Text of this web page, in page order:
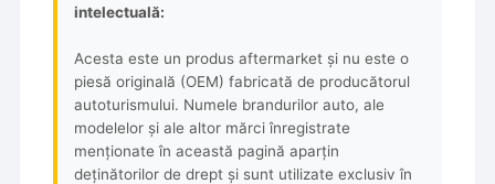
intelectuală:
Acesta este un produs aftermarket și nu este o
piesă originală (OEM) fabricată de producătorul
autoturismului. Numele brandurilor auto, ale
modelelor și ale altor mărci înregistrate
menționate în această pagină aparțin
deținătorilor de drept și sunt utilizate exclusiv în